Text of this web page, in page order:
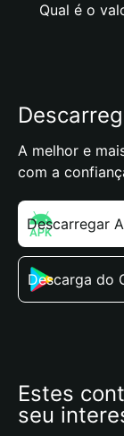
Qual é o
A melhor e
com a
Descarregar
Descarga do
Estes
seu